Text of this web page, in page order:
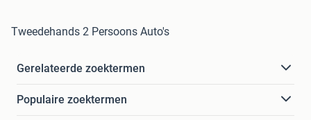
Tweedehands 2 Persoons Auto's
Gerelateerde zoektermen
Populaire zoektermen